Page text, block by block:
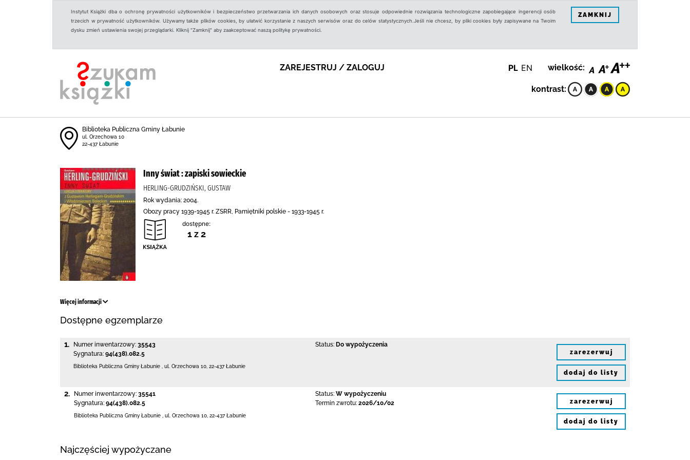
Instytut Książki dba o ochronę prywatności użytkowników i bezpieczeństwo przetwarzania ich danych osobowych oraz stosuje odpowiednie rozwiązania technologiczne zapobiegające ingerencji osób
trzecich w prywatność użytkowników. Używamy także plików cookies, by ułatwić korzystanie z naszych serwisów oraz do celów statystycznych.Jeśli nie chcesz, by pliki cookies były zapisywane na Twoim
dysku zmień ustawienia swojej przeglądarki. Kliknij "Zamknij" aby zaakceptować naszą politykę prywatności.
ZAMKNIJ
ZAREJESTRUJ / ZALOGUJ PL EN wielkość:
kontrast:
Biblioteka Publiczna Gminy Łabunie
ul. Orzechowa 10
22-437 Łabunie
Inny świat : zapiski sowieckie
HERLING-GRUDZIŃSKI, GUSTAW
Rok wydania: 2004.
Obozy pracy 1939-1945 r. ZSRR, Pamiętniki polskie - 1933-1945 r.
dostępne:
1 z 2
Więcej informacji
Dostępne egzemplarze
1. Numer inwentarzowy: 35543
Sygnatura: 94(438).082.5
Status: Do wypożyczenia
Biblioteka Publiczna Gminy Łabunie ul. Orzechowa 10 22-437 Łabunie
zarezerwuj
dodaj do listy
2. Numer inwentarzowy: 35541
Sygnatura: 94(438).082.5
Status: W wypożyczeniu
Termin zwrotu: 2026/10/02
Biblioteka Publiczna Gminy Łabunie ul. Orzechowa 10 22-437 Łabunie
zarezerwuj
dodaj do listy
Najczęściej wypożyczane